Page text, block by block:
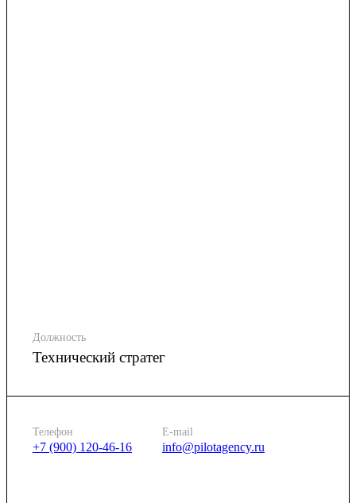
Должность
Технический стратег
Телефон
+7 (900) 120-46-16
E-mail
info@pilotagency.ru